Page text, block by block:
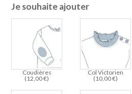
Je souhaite ajouter
Coudières
(12,00€)
Col Victorien
(10,00€)